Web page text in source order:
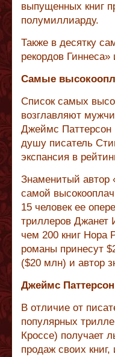
выпущенных книг
полумиллиарду.
Также в десятку
рекордов
Самые
Список самых
возглавляют
Джеймс
душу писатель
экспансия в
Знаменитый автор
самой
15 человек ее
триллеров Джанет
чем 200 книг
романы принесут
($20 млн) и автор
Джеймс
В отличие от
популярных
Кроссе) получает
продаж своих